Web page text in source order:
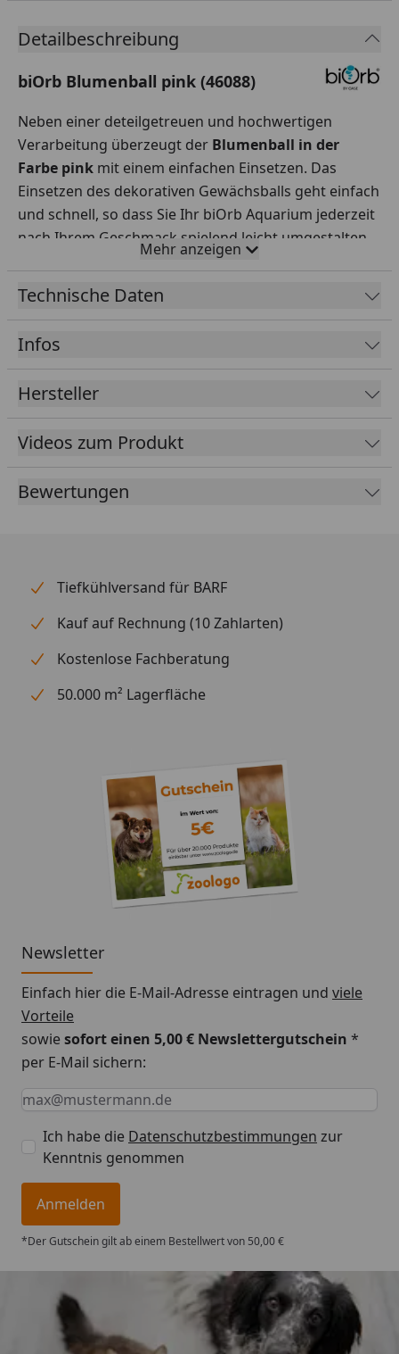
Detailbeschreibung
biOrb Blumenball pink (46088)
Neben einer deteilgetreuen und hochwertigen
Verarbeitung überzeugt der Blumenball in der
Farbe pink mit einem einfachen Einsetzen. Das
Einsetzen des dekorativen Gewächsballs geht einfach
und schnell, so dass Sie Ihr biOrb Aquarium jederzeit
nach Ihrem Geschmack spielend leicht umgestalten
können. Zudem kann der dekorative Blumenball in
jedem biOrb Aquarium an jedem beliebligen Ort
seinen Platz finden. Dieses hochwertige Dekoelement
der am Fuße des japanischen Mount Fuji blüht.
Mehr anzeigen
Technische Daten
Infos
Hersteller
Videos zum Produkt
Bewertungen
Tiefkühlversand für BARF
Kauf auf Rechnung (10 Zahlarten)
Kostenlose Fachberatung
50.000 m² Lagerfläche
Newsletter
Einfach hier die E-Mail-Adresse eintragen und viele
Vorteile
sowiesofort einen 5,00 € Newslettergutschein *
per E-Mail sichern:
Keine Eingabe erforderlich
Eingabe erforderlich
E-Mail *
Ich habe die Datenschutzbestimmungen zur
Kenntnis genommen
Anmelden
*Der Gutschein gilt ab einem Bestellwert von 50,00 €
Trusted Shops